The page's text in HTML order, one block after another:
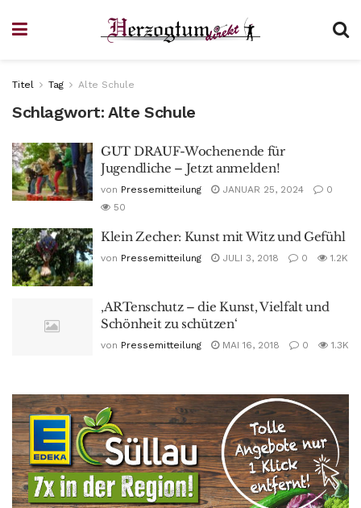
Titel Tag Alte Schule
Schlagwort:Alte Schule
GUT DRAUF-Wochenende für
Jugendliche – Jetzt anmelden!
von Pressemitteilung JANUAR 25, 2024
0
50
Klein Zecher: Kunst mit Witz und Gefühl
von Pressemitteilung JULI 3, 2018 0 1.2K
‚ARTenschutz – die Kunst, Vielfalt und
Schönheit zu schützen‘
von Pressemitteilung MAI 16, 2018 0 1.3K